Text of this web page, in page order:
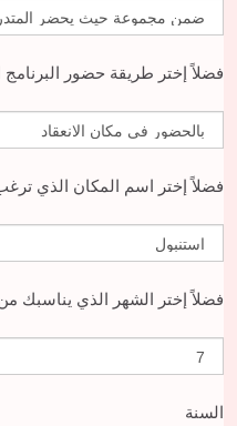
فضلاً إختر طريقة حضور
فضلاً إختر اسم المكان الذي
فضلاً إختر الشهر الذي يناسبك
السنة